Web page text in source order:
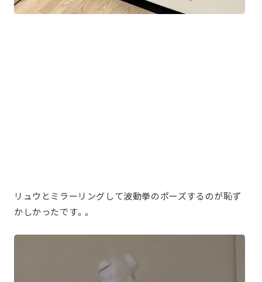
リュウとミラーリングして波動拳のポーズするのが恥ず
かしかったです。。